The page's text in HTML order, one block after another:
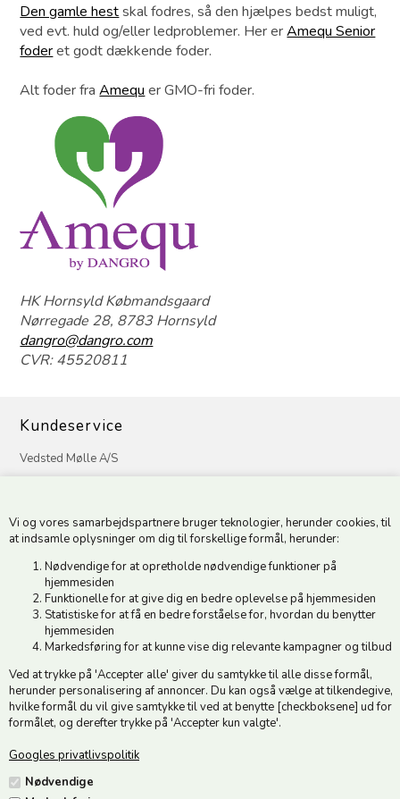
Vi og vores samarbejdspartnere bruger teknologier, herunder cookies, til
at indsamle oplysninger om dig til forskellige formål, herunder:
Nødvendige for at opretholde nødvendige funktioner på
hjemmesiden
Funktionelle for at give dig en bedre oplevelse på hjemmesiden
Statistiske for at få en bedre forståelse for, hvordan du benytter
hjemmesiden
Markedsføring for at kunne vise dig relevante kampagner og tilbud
Ved at trykke på 'Accepter alle' giver du samtykke til alle disse formål,
herunder personalisering af annoncer. Du kan også vælge at tilkendegive,
hvilke formål du vil give samtykke til ved at benytte [checkboksene] ud for
formålet, og derefter trykke på 'Accepter kun valgte'.
Googles privatlivspolitik
Nødvendige
Den gamle hestskal fodres, så den hjælpes bedst muligt,
ved evt. huld og/eller ledproblemer. Her erAmequ Senior
foderet godt dækkende foder.
Alt foder fraAmequ er GMO-fri foder.
HK Hornsyld Købmandsgaard
Nørregade 28, 8783 Hornsyld
dangro@dangro.com
CVR: 45520811
Kundeservice
Vedsted Mølle A/S
CVR 49879415 Mailvedstedmoelle@post.tele.dk
Åbningstider: Man-Fre 9.00-17.00 | Middagslukket 12.00-12.30 |
Lørdag 9.00-12.00
Hold dig opdateret
Tilmeld dig vores nyhedsbrev og modtag gode tilbud :)
Jeg accepterer vilkårene